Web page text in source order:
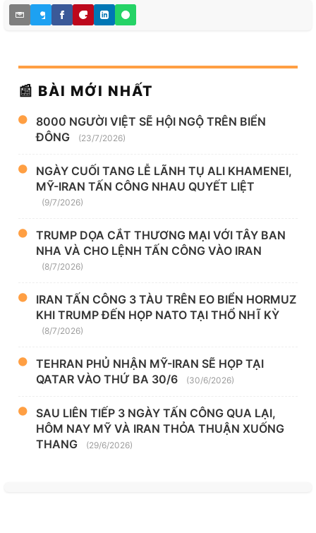
📰 BÀI MỚI NHẤT
8000 NGƯỜI VIỆT SẼ HỘI NGỘ TRÊN BIỂN
ĐÔNG
(23/7/2026)
NGÀY CUỐI TANG LỄ LÃNH TỤ ALI KHAMENEI,
MỸ-IRAN TẤN CÔNG NHAU QUYẾT LIỆT
(9/7/2026)
TRUMP DỌA CẮT THƯƠNG MẠI VỚI TÂY BAN
NHA VÀ CHO LỆNH TẤN CÔNG VÀO IRAN
(8/7/2026)
IRAN TẤN CÔNG 3 TÀU TRÊN EO BIỂN HORMUZ
KHI TRUMP ĐẾN HỌP NATO TẠI THỔ NHĨ KỲ
(8/7/2026)
TEHRAN PHỦ NHẬN MỸ-IRAN SẼ HỌP TẠI
QATAR VÀO THỨ BA 30/6
(30/6/2026)
SAU LIÊN TIẾP 3 NGÀY TẤN CÔNG QUA LẠI,
HÔM NAY MỸ VÀ IRAN THỎA THUẬN XUỐNG
THANG
(29/6/2026)